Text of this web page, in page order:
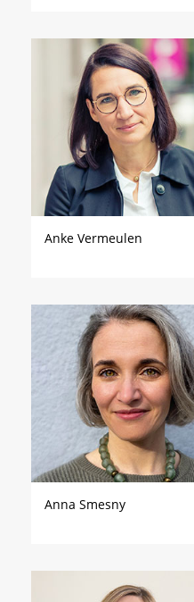
Anke Vermeulen
Anna Smesny